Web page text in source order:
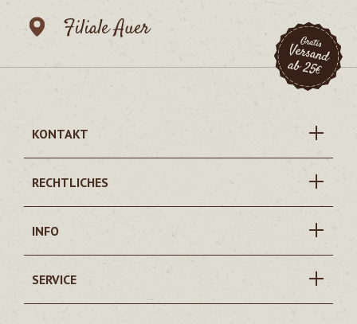
Filiale Auer
KONTAKT
RECHTLICHES
INFO
SERVICE